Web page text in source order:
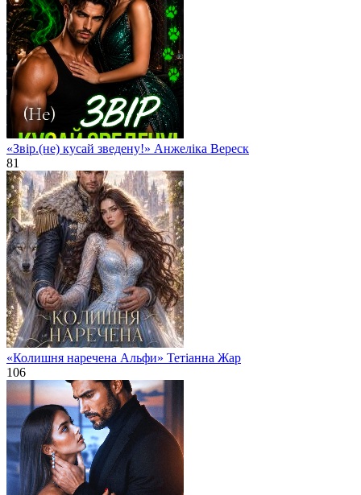
«Звір.(не) кусай зведену!» Анжеліка Вереск
81
«Колишня наречена Альфи» Тетіанна Жар
106